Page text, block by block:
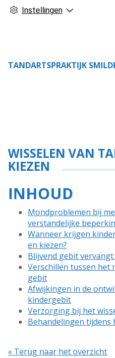
Instellingen
TANDARTSPRAKTIJK
WISSELEN VAN
KIEZEN
INHOUD
Mondproblemen bij
verstandelijke
Wanneer krijgen
en kiezen?
Blijvend gebit
Verschillen tussen het
gebit
Afwijkingen in de
kindergebit
Verzorging bij het
Behandelingen tijdens
« Terug naar het overzicht